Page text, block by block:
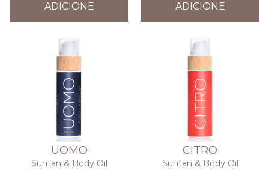
ADICIONE ADICIONE
UOMO
Suntan & Body Oil
CITRO
Suntan & Body Oil